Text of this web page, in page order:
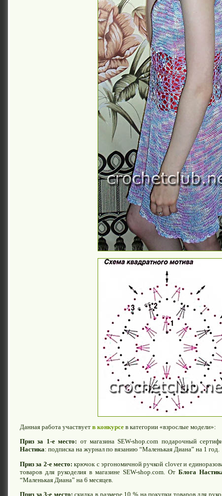
Данная работа участвует в конкурсе в категории «взрослые модели»:
Приз за 1-е место: от магазина SEW-shop.com подарочный
Настика: подписка на журнал по вязанию “Маленькая Диана” на 1 год.
Приз за 2-е место: крючок с эргономичной ручкой clover и
товаров для рукоделия в магазине SEW-shop.com. От Блога
“Маленькая Диана” на 6 месяцев.
Приз за 3-е место: скидка в размере 10 % на покупки товаров для